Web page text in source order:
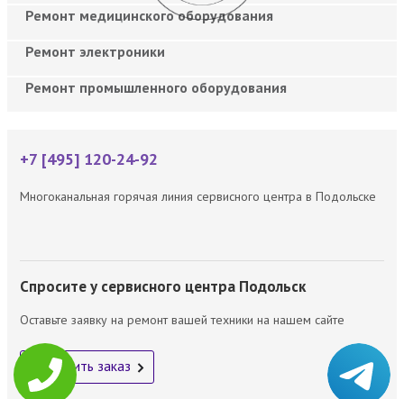
Ремонт медицинского оборудования
Ремонт электроники
Ремонт промышленного оборудования
+7 [495] 120-24-92
Многоканальная горячая линия сервисного центра в Подольске
Спросите у сервисного центра Подольск
Оставьте заявку на ремонт вашей техники на нашем сайте
Оформить заказ